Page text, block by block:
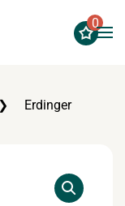
0
Erdinger